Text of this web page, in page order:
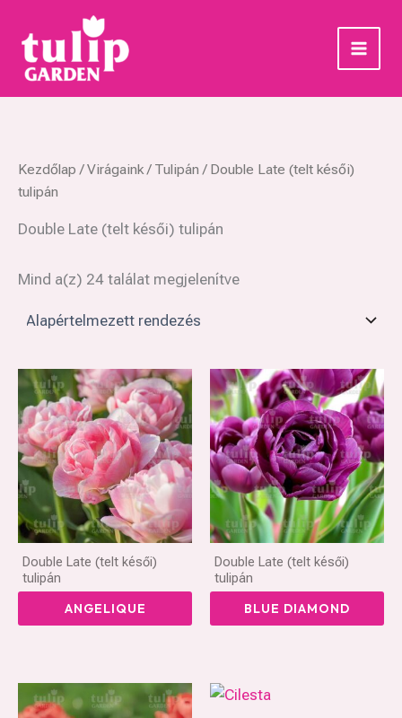
content
Kezdőlap /Virágaink/ Tulipán / Double Late (telt késői)
tulipán
Double Late (telt késői) tulipán
Mind a(z) 24 találat megjelenítve
Double Late (telt késői)
tulipán
ANGELIQUE
Double Late (telt késői)
tulipán
BLUE DIAMOND